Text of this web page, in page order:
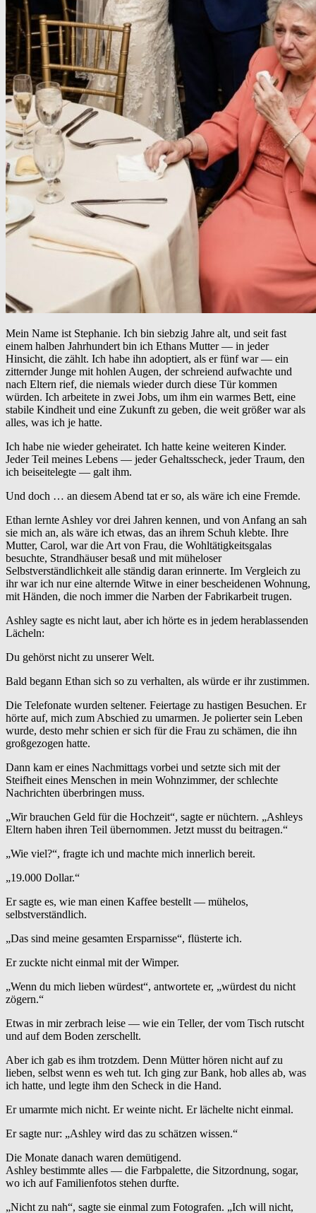
Mein Name ist Stephanie. Ich bin siebzig Jahre alt, und seit fast
einem halben Jahrhundert bin ich Ethans Mutter — in jeder
Hinsicht, die zählt. Ich habe ihn adoptiert, als er fünf war — ein
zitternder Junge mit hohlen Augen, der schreiend aufwachte und
nach Eltern rief, die niemals wieder durch diese Tür kommen
würden. Ich arbeitete in zwei Jobs, um ihm ein warmes Bett, eine
stabile Kindheit und eine Zukunft zu geben, die weit größer war als
alles, was ich je hatte.
Ich habe nie wieder geheiratet. Ich hatte keine weiteren Kinder.
Jeder Teil meines Lebens — jeder Gehaltsscheck, jeder Traum, den
ich beiseitelegte — galt ihm.
Und doch … an diesem Abend tat er so, als wäre ich eine Fremde.
Ethan lernte Ashley vor drei Jahren kennen, und von Anfang an sah
sie mich an, als wäre ich etwas, das an ihrem Schuh klebte. Ihre
Mutter, Carol, war die Art von Frau, die Wohltätigkeitsgalas
besuchte, Strandhäuser besaß und mit müheloser
Selbstverständlichkeit alle ständig daran erinnerte. Im Vergleich zu
ihr war ich nur eine alternde Witwe in einer bescheidenen Wohnung,
mit Händen, die noch immer die Narben der Fabrikarbeit trugen.
Ashley sagte es nicht laut, aber ich hörte es in jedem herablassenden
Lächeln:
Du gehörst nicht zu unserer Welt.
Bald begann Ethan sich so zu verhalten, als würde er ihr zustimmen.
Die Telefonate wurden seltener. Feiertage zu hastigen Besuchen. Er
hörte auf, mich zum Abschied zu umarmen. Je polierter sein Leben
wurde, desto mehr schien er sich für die Frau zu schämen, die ihn
großgezogen hatte.
Dann kam er eines Nachmittags vorbei und setzte sich mit der
Steifheit eines Menschen in mein Wohnzimmer, der schlechte
Nachrichten überbringen muss.
„Wir brauchen Geld für die Hochzeit“, sagte er nüchtern. „Ashleys
Eltern haben ihren Teil übernommen. Jetzt musst du beitragen.“
„Wie viel?“, fragte ich und machte mich innerlich bereit.
„19.000 Dollar.“
Er sagte es, wie man einen Kaffee bestellt — mühelos,
selbstverständlich.
„Das sind meine gesamten Ersparnisse“, flüsterte ich.
Er zuckte nicht einmal mit der Wimper.
„Wenn du mich lieben würdest“, antwortete er, „würdest du nicht
zögern.“
Etwas in mir zerbrach leise — wie ein Teller, der vom Tisch rutscht
und auf dem Boden zerschellt.
Aber ich gab es ihm trotzdem. Denn Mütter hören nicht auf zu
lieben, selbst wenn es weh tut. Ich ging zur Bank, hob alles ab, was
ich hatte, und legte ihm den Scheck in die Hand.
Er umarmte mich nicht. Er weinte nicht. Er lächelte nicht einmal.
Er sagte nur: „Ashley wird das zu schätzen wissen.“
Die Monate danach waren demütigend.
Ashley bestimmte alles — die Farbpalette, die Sitzordnung, sogar,
wo ich auf Familienfotos stehen durfte.
„Nicht zu nah“, sagte sie einmal zum Fotografen. „Ich will nicht,